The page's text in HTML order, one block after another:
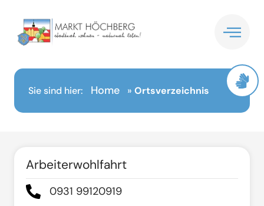
springen
Sie sind hier: Home » Ortsverzeichnis
Arbeiterwohlfahrt
0931 99120919